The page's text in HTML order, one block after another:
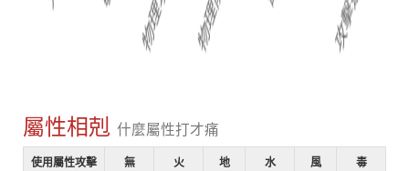
屬性相剋 什麼屬性打才痛
使用屬性攻擊 無 火 地 水 風 毒